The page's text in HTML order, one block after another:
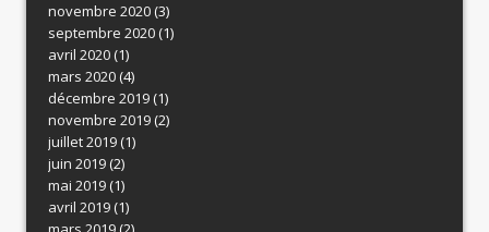
novembre 2020(3)
septembre 2020(1)
avril 2020(1)
mars 2020(4)
décembre 2019(1)
novembre 2019(2)
juillet 2019(1)
juin 2019(2)
mai 2019(1)
avril 2019(1)